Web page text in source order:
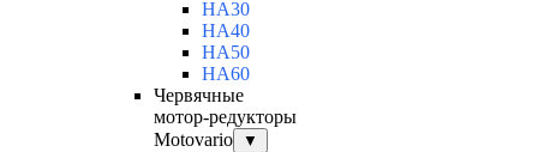
HA30
HA40
HA50
HA60
Червячные
мотор-редукторы
Motovario
▼